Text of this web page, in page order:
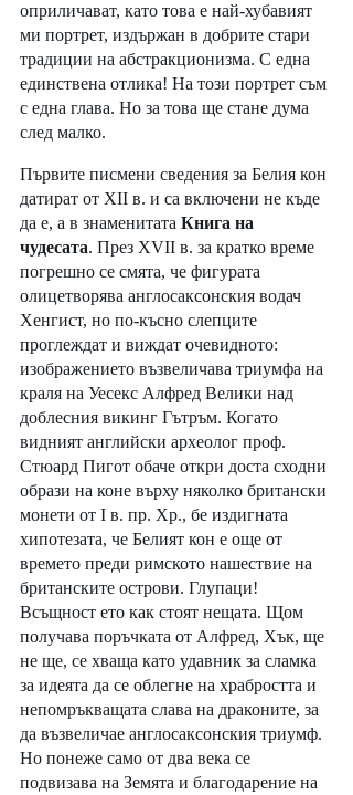
оприличават, като това е най-хубавият
ми портрет, издържан в добрите стари
традиции на абстракционизма. С една
единствена отлика! На този портрет съм
с една глава. Но за това ще стане дума
след малко.
Първите писмени сведения за Белия кон
датират от XII в. и са включени не къде
да е, а в знаменитата Книга на
чудесата. През XVII в. за кратко време
погрешно се смята, че фигурата
олицетворява англосаксонския водач
Хенгист, но по-късно слепците
проглеждат и виждат очевидното:
изображението възвеличава триумфа на
краля на Уесекс Алфред Велики над
доблесния викинг Гътръм. Когато
видният английски археолог проф.
Стюард Пигот обаче откри доста сходни
образи на коне върху няколко британски
монети от I в. пр. Хр., бе издигната
хипотезата, че Белият кон е още от
времето преди римското нашествие на
британските острови. Глупаци!
Всъщност ето как стоят нещата. Щом
получава поръчката от Алфред, Хък, ще
не ще, се хваща като удавник за сламка
за идеята да се облегне на храбростта и
непомръкващата слава на драконите, за
да възвеличае англосаксонския триумф.
Но понеже само от два века се
подвизава на Земята и благодарение на